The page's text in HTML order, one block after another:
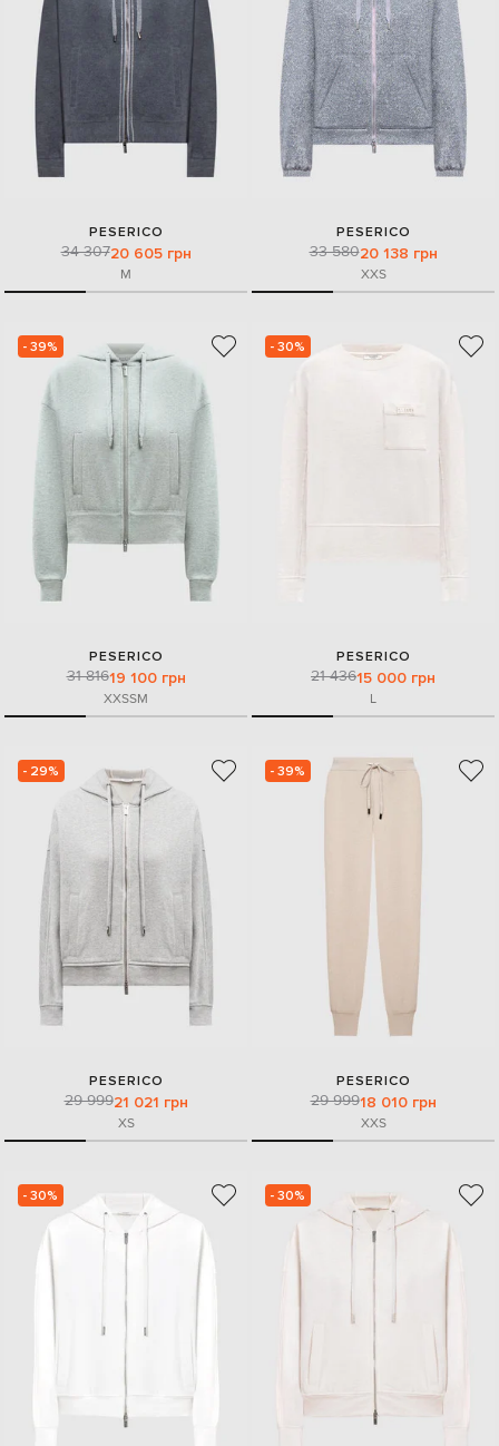
PESERICO
34 30720 605 грн
M
PESERICO
33 58020 138 грн
XXS
- 39%
PESERICO
31 81619 100 грн
XXSSM
- 30%
PESERICO
21 43615 000 грн
L
- 29%
PESERICO
29 99921 021 грн
XS
- 39%
PESERICO
29 99918 010 грн
XXS
- 30% - 30%